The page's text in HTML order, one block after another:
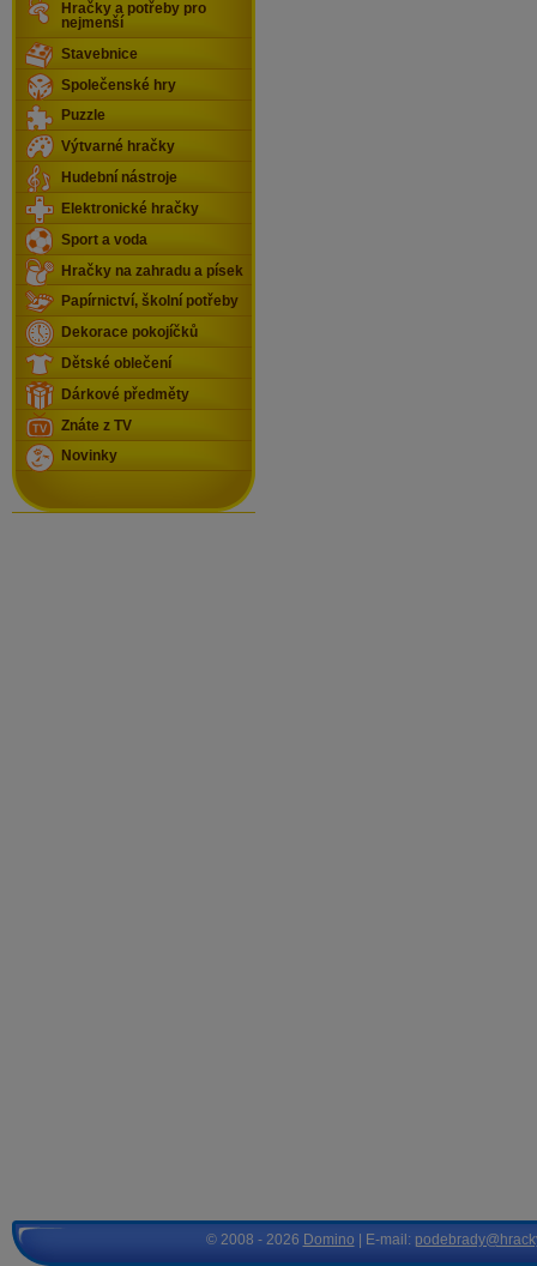
Hračky a potřeby pro
nejmenší
Stavebnice
Společenské hry
Puzzle
Výtvarné hračky
Hudební nástroje
Elektronické hračky
Sport a voda
Hračky na zahradu a písek
Papírnictví, školní potřeby
Dekorace pokojíčků
Dětské oblečení
Dárkové předměty
Znáte z TV
Novinky
© 2008 - 2026 Domino | E-mail: